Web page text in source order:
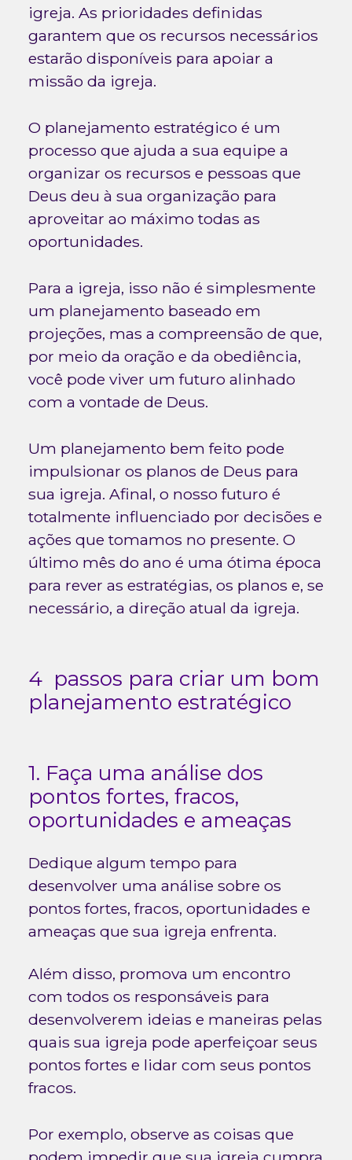
igreja. As prioridades definidas
garantem que os recursos necessários
estarão disponíveis para apoiar a
missão da igreja.
O planejamento estratégico é um
processo que ajuda a sua equipe a
organizar os recursos e pessoas que
Deus deu à sua organização para
aproveitar ao máximo todas as
oportunidades.
Para a igreja, isso não é simplesmente
um planejamento baseado em
projeções, mas a compreensão de que,
por meio da oração e da obediência,
você pode viver um futuro alinhado
com a vontade de Deus.
Um planejamento bem feito pode
impulsionar os planos de Deus para
sua igreja. Afinal, o nosso futuro é
totalmente influenciado por decisões e
ações que tomamos no presente. O
último mês do ano é uma ótima época
para rever as estratégias, os planos e, se
necessário, a direção atual da igreja.
4 passos para criar um bom
planejamento estratégico
1. Faça uma análise dos
pontos fortes, fracos,
oportunidades e ameaças
Dedique algum tempo para
desenvolver uma análise sobre os
pontos fortes, fracos, oportunidades e
ameaças que sua igreja enfrenta.
Além disso, promova um encontro
com todos os responsáveis para
desenvolverem ideias e maneiras pelas
quais sua igreja pode aperfeiçoar seus
pontos fortes e lidar com seus pontos
fracos.
Por exemplo, observe as coisas que